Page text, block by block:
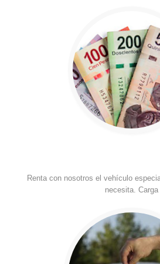
Renta con nosotros el vehículo
necesita. Carga